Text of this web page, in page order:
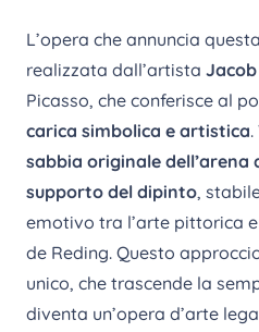
L’opera che annuncia
realizzata dall’artista
Picasso, che conferisce al
carica simbolica e artistica
sabbia originale dell’arena
supporto del dipinto,
emotivo tra l’arte pittorica
de Reding. Questo
unico, che trascende la
diventa un’opera d’arte